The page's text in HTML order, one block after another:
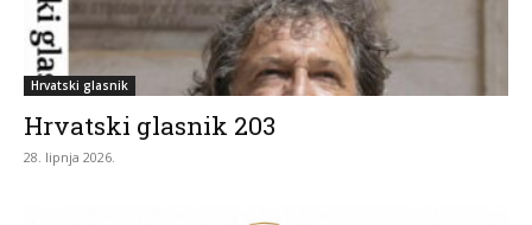
Hrvatski glasnik
Hrvatski glasnik 203
28. lipnja 2026.